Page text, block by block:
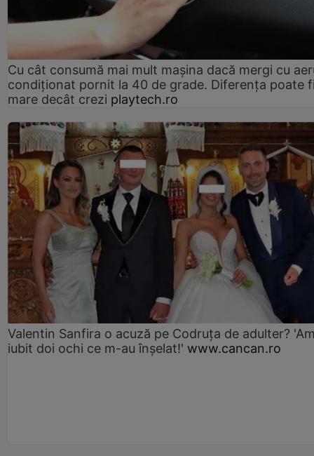
Cu cât consumă mai mult mașina dacă mergi cu
condiționat pornit la 40 de grade. Diferența poate
mare decât crezi playtech.ro
Valentin Sanfira o acuză pe Codruța de adulter?
iubit doi ochi ce m-au înșelat!' www.cancan.ro